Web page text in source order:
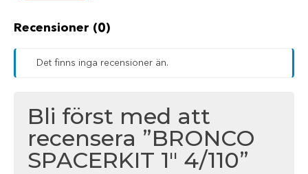
Recensioner (0)
Det finns inga recensioner än.
Bli först med att
recensera ”BRONCO
SPACERKIT 1″ 4/110”